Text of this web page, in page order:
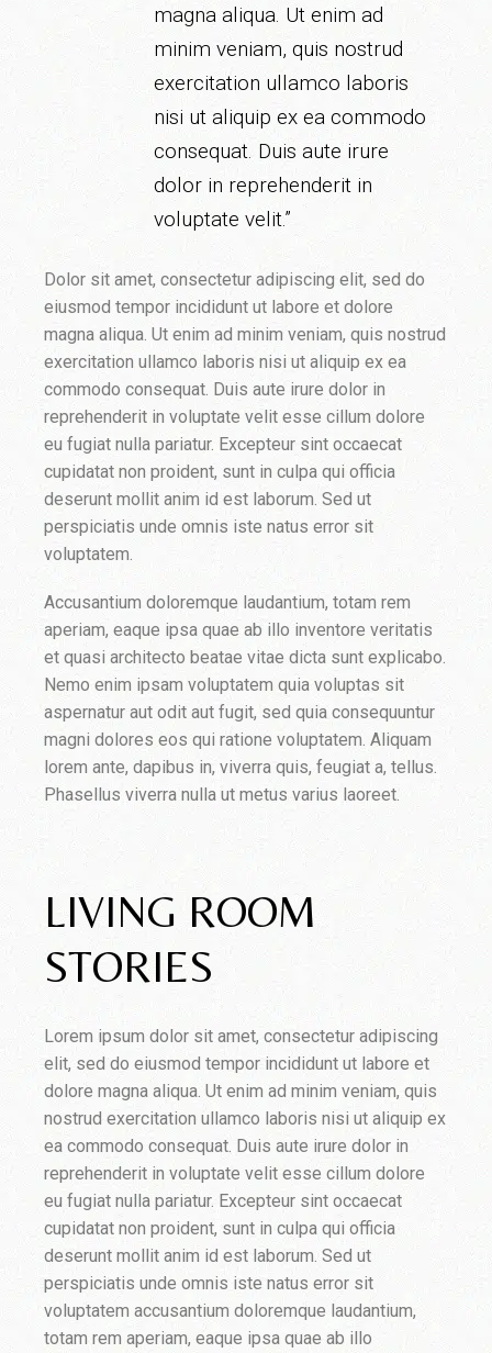
magna aliqua. Ut enim ad
minim veniam, quis nostrud
exercitation ullamco laboris
nisi ut aliquip ex ea commodo
consequat. Duis aute irure
dolor in reprehenderit in
voluptate velit.”
Dolor sit amet, consectetur adipiscing elit, sed do
eiusmod tempor incididunt ut labore et dolore
magna aliqua. Ut enim ad minim veniam, quis nostrud
exercitation ullamco laboris nisi ut aliquip ex ea
commodo consequat. Duis aute irure dolor in
reprehenderit in voluptate velit esse cillum dolore
eu fugiat nulla pariatur. Excepteur sint occaecat
cupidatat non proident, sunt in culpa qui officia
deserunt mollit anim id est laborum. Sed ut
perspiciatis unde omnis iste natus error sit
voluptatem.
Accusantium doloremque laudantium, totam rem
aperiam, eaque ipsa quae ab illo inventore veritatis
et quasi architecto beatae vitae dicta sunt explicabo.
Nemo enim ipsam voluptatem quia voluptas sit
aspernatur aut odit aut fugit, sed quia consequuntur
magni dolores eos qui ratione voluptatem. Aliquam
lorem ante, dapibus in, viverra quis, feugiat a, tellus.
Phasellus viverra nulla ut metus varius laoreet.
LIVING ROOM
STORIES
Lorem ipsum dolor sit amet, consectetur adipiscing
elit, sed do eiusmod tempor incididunt ut labore et
dolore magna aliqua. Ut enim ad minim veniam, quis
nostrud exercitation ullamco laboris nisi ut aliquip ex
ea commodo consequat. Duis aute irure dolor in
reprehenderit in voluptate velit esse cillum dolore
eu fugiat nulla pariatur. Excepteur sint occaecat
cupidatat non proident, sunt in culpa qui officia
deserunt mollit anim id est laborum. Sed ut
perspiciatis unde omnis iste natus error sit
voluptatem accusantium doloremque laudantium,
totam rem aperiam, eaque ipsa quae ab illo